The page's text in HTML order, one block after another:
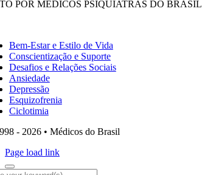
POR MÉDICOS PSIQUIATRAS DO BRASIL
Bem-Estar e Estilo de Vida
Conscientização e Suporte
Desafios e Relações Sociais
Ansiedade
Depressão
Esquizofrenia
Ciclotimia
- 2026 • Médicos do Brasil
Page load link